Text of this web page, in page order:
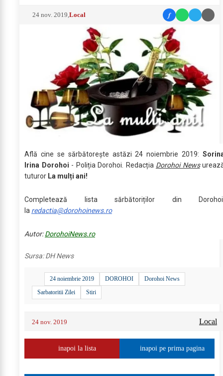
24 nov. 2019 ,Local f
Află cine se sărbătoreşte astăzi 24 noiembrie 2019:
Irina Dorohoi - Poliția Dorohoi. Redacția Dorohoi News
tuturor La mulți ani!
Completează lista sărbătoriților din
la redactia@dorohoinews.ro
Autor:DorohoiNews.ro
Sursa:DH News
24 noiembrie 2019 DOROHOI
Dorohoi News
Sarbatoritii Zilei
Stiri
24 nov. 2019 Local
inapoi la lista inapoi pe prima pagina